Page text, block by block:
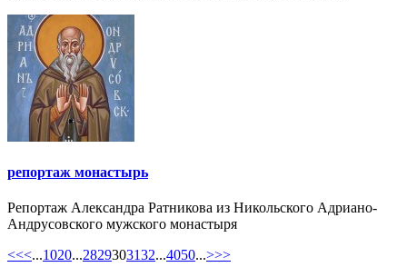
репортаж монастырь
Репортаж Александра Ратникова из Никольского Адриано-
Андрусовского мужского монастыря
<<<...1020...2829303132...4050...>>>